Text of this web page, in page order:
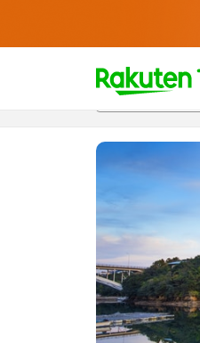
t
p
a
_
e
r
c
h
개요객실 & 숙박